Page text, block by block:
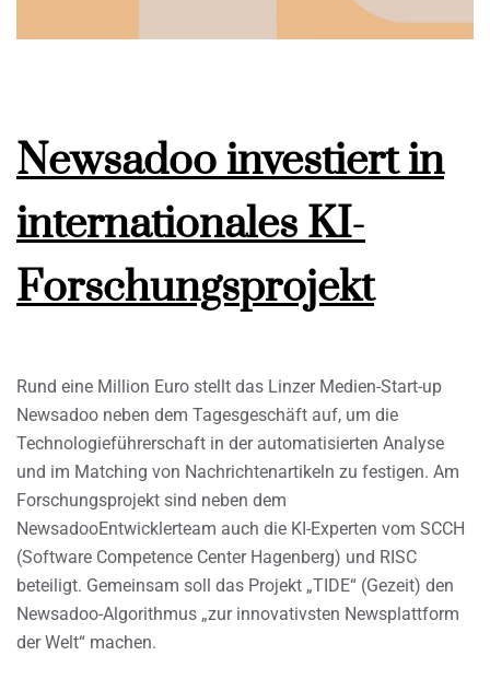
Newsadoo investiert in
internationales KI-
Forschungsprojekt
Rund eine Million Euro stellt das Linzer Medien-Start-up
Newsadoo neben dem Tagesgeschäft auf, um die
Technologieführerschaft in der automatisierten Analyse
und im Matching von Nachrichtenartikeln zu festigen. Am
Forschungsprojekt sind neben dem
NewsadooEntwicklerteam auch die KI-Experten vom SCCH
(Software Competence Center Hagenberg) und RISC
beteiligt. Gemeinsam soll das Projekt „TIDE“ (Gezeit) den
Newsadoo-Algorithmus „zur innovativsten Newsplattform
der Welt“ machen.